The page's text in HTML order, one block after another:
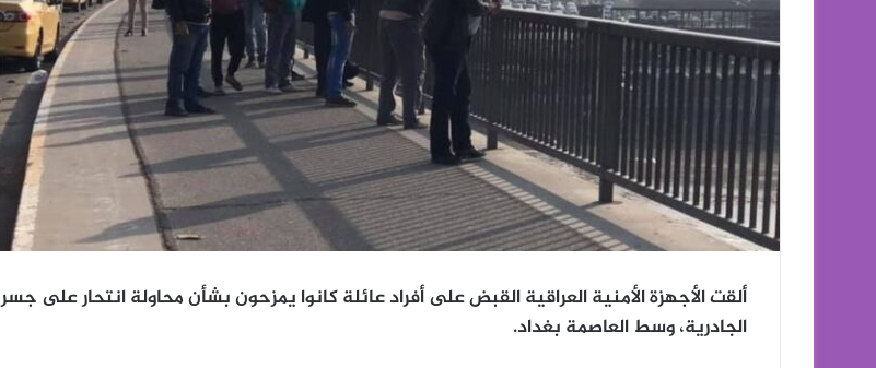
ألقت الأجهزة الأمنية العراقية القبض على أفراد عائلة كانوا يمزحون بشأن محاولة انتحار على جسر
الجادرية، وسط العاصمة بغداد.